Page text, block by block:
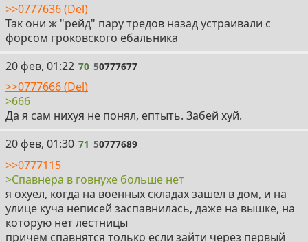
>>0777636 (Del)
Так они ж "рейд" пару тредов назад устраивали с
форсом гроковского ебальника
70
20 фев, 01:22 70 50777677
>>0777666 (Del)
>666
Да я сам нихуя не понял, ептыть. Забей хуй.
71
20 фев, 01:30 71 50777689
>>0777115
>Спавнера в говнухе больше нет
я охуел, когда на военных складах зашел в дом, и на
улице куча неписей заспавнилась, даже на вышке, на
которую нет лестницы
причем спавнятся только если зайти через первый